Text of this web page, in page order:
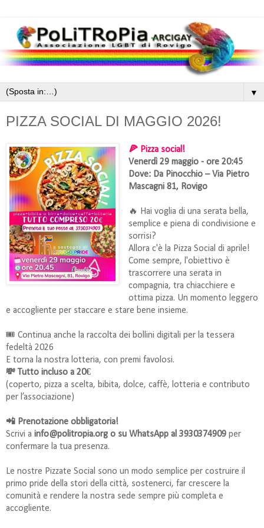
▼
PIZZA SOCIAL DI MAGGIO 2026!
🍕 Pizza social!
Venerdì 29 maggio - ore 20:45
Dove: Da Pinocchio – Via Pietro
Mascagni 81, Rovigo
🔥 Hai voglia di una serata bella,
semplice e piena di condivisione e
sorrisi?
Allora c'è la Pizza Social di aprile!
Come sempre, l'obiettivo è
trascorrere una serata in
compagnia, tra chiacchiere e
ottima pizza. Un momento leggero
e accogliente per staccare e stare bene insieme.
🎟️ Continua anche la raccolta dei bollini digitali per la tessera
fedeltà 2026
E torna la nostra lotteria, con premi favolosi.
💸 Tutto incluso a 20€
(coperto, pizza a scelta, bibita, dolce, caffè, lotteria e contributo
per l’associazione)
📲 Prenotazione obbligatoria!
Scrivi a info@politropia.org o su WhatsApp al 3930374909 per
confermare la tua presenza.
Le nostre Pizzate Social sono un modo semplice per costruire il
primo pride della stori della città, sostenerci, far crescere la
comunità e rendere la nostra sede sempre più completa e
accogliente.